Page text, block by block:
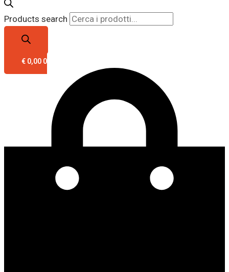
Products search
€ 0,00 0